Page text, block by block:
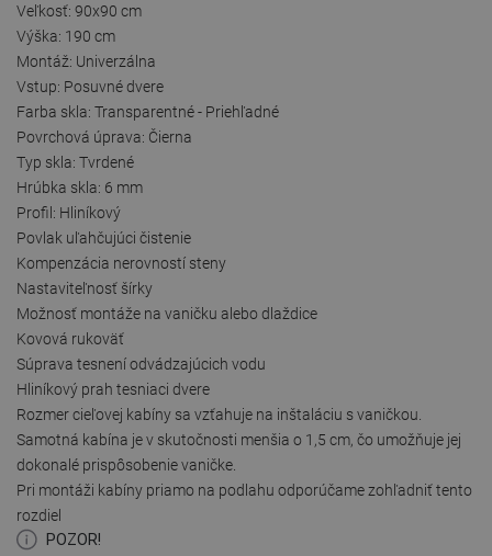
Veľkosť: 90x90 cm
Výška: 190 cm
Montáž: Univerzálna
Vstup: Posuvné dvere
Farba skla: Transparentné - Priehľadné
Povrchová úprava: Čierna
Typ skla: Tvrdené
Hrúbka skla: 6 mm
Profil: Hliníkový
Povlak uľahčujúci čistenie
Kompenzácia nerovností steny
Nastaviteľnosť šírky
Možnosť montáže na vaničku alebo dlaždice
Kovová rukoväť
Súprava tesnení odvádzajúcich vodu
Hliníkový prah tesniaci dvere
Rozmer cieľovej kabíny sa vzťahuje na inštaláciu s vaničkou.
Samotná kabína je v skutočnosti menšia o 1,5 cm, čo umožňuje jej
dokonalé prispôsobenie vaničke.
Pri montáži kabíny priamo na podlahu odporúčame zohľadniť tento
rozdiel
POZOR!